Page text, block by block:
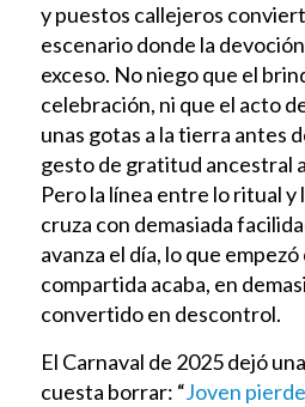
y puestos callejeros
escenario donde la
exceso. No niego que el
celebración, ni que el acto
unas gotas a la tierra antes
gesto de gratitud ancestral
Pero la línea entre lo ritual y
cruza con demasiada
avanza el día, lo que
compartida acaba, en
convertido en descontrol.
El Carnaval de 2025 dejó
cuesta borrar: “Joven